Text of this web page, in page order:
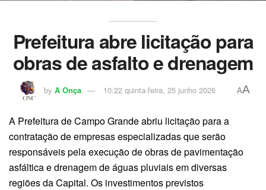
Prefeitura abre licitação para
obras de asfalto e drenagem
by A Onça 10:22 quinta-feira, 25 junho 2026 AA
A Prefeitura de Campo Grande abriu licitação para a
contratação de empresas especializadas que serão
responsáveis pela execução de obras de pavimentação
asfáltica e drenagem de águas pluviais em diversas
regiões da Capital. Os investimentos previstos